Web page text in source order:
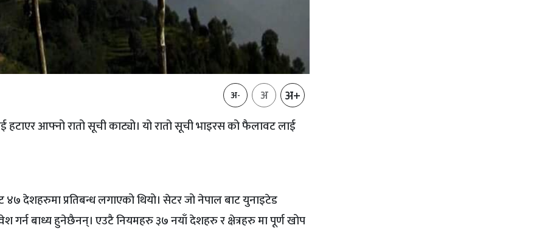
अ- अ अ+
हटाएर आफ्नो रातो सूची काट्यो। यो रातो सूची भाइरस को फैलावट लाई
देशहरुमा प्रतिबन्ध लगाएको थियो। सेटर जो नेपाल बाट युनाइटेड
गर्न बाध्य हुनेछैनन्। एउटै नियमहरु ३७ नयाँ देशहरु र क्षेत्रहरु मा पूर्ण खोप